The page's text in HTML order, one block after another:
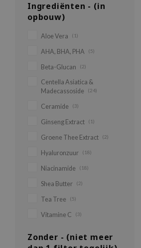
Ingrediënten - (in
opbouw)
Aloe Vera (1)
AHA, BHA, PHA (5)
Beta-Glucan (2)
Centella Asiatica &
Madecassoside
(24)
Ceramide (3)
Ginseng Extract (1)
Groene Thee Extract (2)
Hyaluronzuur (18)
Niacinamide (18)
Shea Butter (2)
Tea Tree (5)
Vitamine C (3)
Zonder - (niet meer